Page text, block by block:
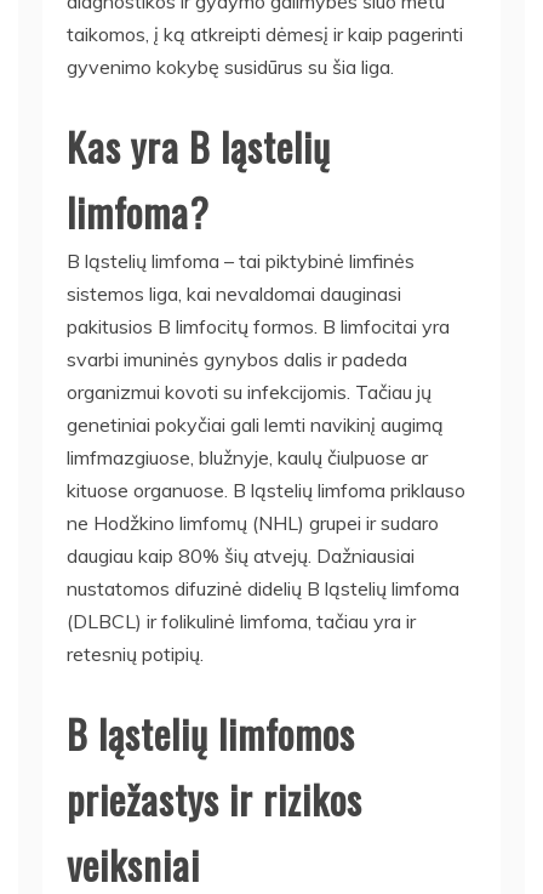
taikomos, į ką atkreipti dėmesį ir kaip pagerinti
gyvenimo kokybę susidūrus su šia liga.
Kas yra B ląstelių
limfoma?
B ląstelių limfoma – tai piktybinė limfinės
sistemos liga, kai nevaldomai dauginasi
pakitusios B limfocitų formos. B limfocitai yra
svarbi imuninės gynybos dalis ir padeda
organizmui kovoti su infekcijomis. Tačiau jų
genetiniai pokyčiai gali lemti navikinį augimą
limfmazgiuose, blužnyje, kaulų čiulpuose ar
kituose organuose. B ląstelių limfoma priklauso
ne Hodžkino limfomų (NHL) grupei ir sudaro
daugiau kaip 80% šių atvejų. Dažniausiai
nustatomos difuzinė didelių B ląstelių limfoma
(DLBCL) ir folikulinė limfoma, tačiau yra ir
retesnių potipių.
B ląstelių limfomos
priežastys ir rizikos
veiksniai